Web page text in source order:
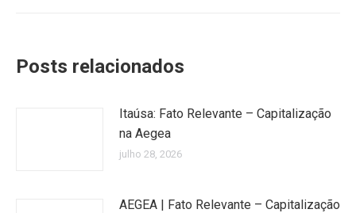
Posts relacionados
Itaúsa: Fato Relevante – Capitalização
na Aegea
julho 28, 2026
AEGEA | Fato Relevante – Capitalização